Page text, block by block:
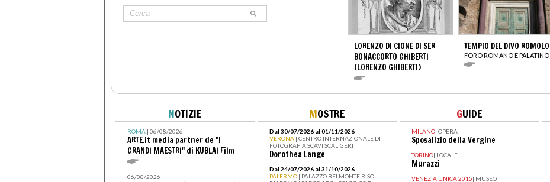
LORENZO DI CIONE DI SER
BONACCORTO GHIBERTI
(LORENZO GHIBERTI)
TEMPIO DEL DIVO ROMOLO
FORO ROMANO E PALATINO
NOTIZIE
ROMA| 06/08/2026
ARTE.it media partner de "I
GRANDI MAESTRI" di KUBLAI Film
06/08/2026
MOSTRE
Dal 30/07/2026 al 01/11/2026
VERONA | CENTRO INTERNAZIONALE DI
FOTOGRAFIA SCAVI SCALIGERI
Dorothea Lange
Dal 24/07/2026 al 31/10/2026
PALERMO | PALAZZO BELMONTE RISO -
GUIDE
MILANO| OPERA
Sposalizio della Vergine
TORINO| LOCALE
Murazzi
VENEZIA UNICA 2015| MUSEO